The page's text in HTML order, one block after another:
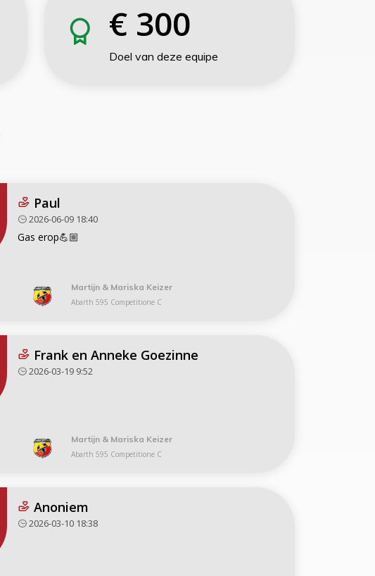
€ 300
Doel van deze equipe
Paul
2026-06-09 18:40
Gas erop💪🏼
Martijn & Mariska Keizer
Abarth 595 Competitione C
Frank en Anneke Goezinne
2026-03-19 9:52
Martijn & Mariska Keizer
Abarth 595 Competitione C
Anoniem
2026-03-10 18:38